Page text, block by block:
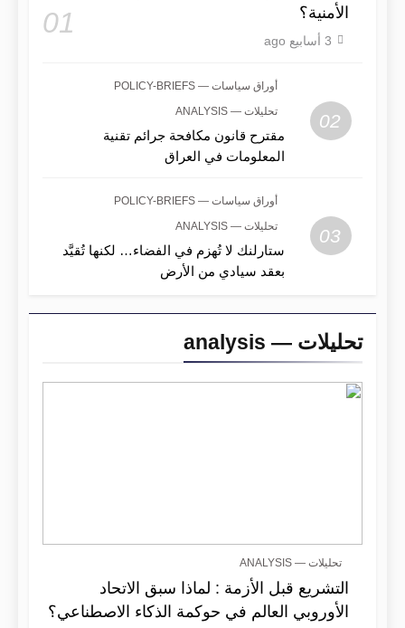
الأمنية؟
01
3 أسابيع ago
02
أوراق سياسات — POLICY-BRIEFS
تحليلات — ANALYSIS
مقترح قانون مكافحة جرائم تقنية
المعلومات في العراق
03
أوراق سياسات — POLICY-BRIEFS
تحليلات — ANALYSIS
ستارلنك لا تُهزم في الفضاء… لكنها تُقيَّد
بعقد سيادي من الأرض
تحليلات — analysis
تحليلات — ANALYSIS
التشريع قبل الأزمة : لماذا سبق الاتحاد
الأوروبي العالم في حوكمة الذكاء الاصطناعي؟